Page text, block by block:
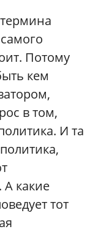
Потому
кем
в том,
И та
А какие
тот